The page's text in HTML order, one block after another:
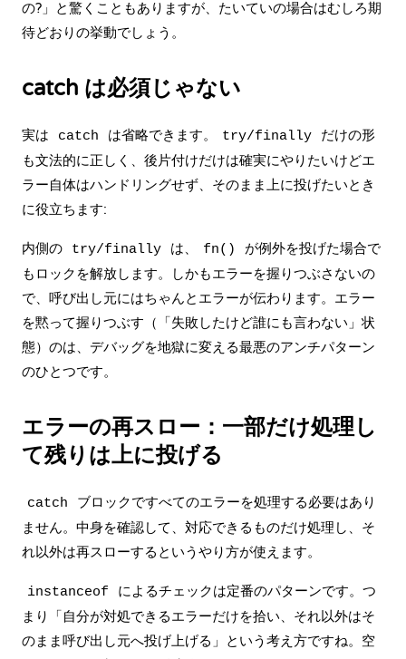
の?」と驚くこともありますが、たいていの場合はむしろ期
待どおりの挙動でしょう。
catch は必須じゃない
実は catch は省略できます。 try/finally
だけの形
も文法的に正しく、後片付けだけは確実にやりたいけどエ
ラー自体はハンドリングせず、そのまま上に投げたいとき
に役立ちます:
内側の try/finally は、 fn()
が例外を投げた場合で
もロックを解放します。しかもエラーを握りつぶさないの
で、呼び出し元にはちゃんとエラーが伝わります。エラー
を黙って握りつぶす（「失敗したけど誰にも言わない」状
態）のは、デバッグを地獄に変える最悪のアンチパターン
のひとつです。
エラーの再スロー：一部だけ処理し
て残りは上に投げる
catch
ブロックですべてのエラーを処理する必要はあり
ません。中身を確認して、対応できるものだけ処理し、そ
れ以外は再スローするというやり方が使えます。
instanceof
によるチェックは定番のパターンです。つ
まり「自分が対処できるエラーだけを拾い、それ以外はそ
のまま呼び出し元へ投げ上げる」という考え方ですね。空